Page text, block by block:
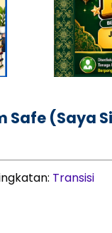
Safe (Saya
Transisi